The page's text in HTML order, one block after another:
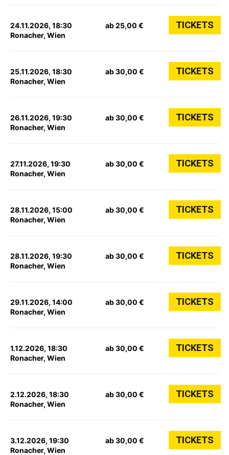
24.11.2026, 18:30
Ronacher, Wien
ab 25,00 € TICKETS
25.11.2026, 18:30
Ronacher, Wien
ab 30,00 € TICKETS
26.11.2026, 19:30
Ronacher, Wien
ab 30,00 € TICKETS
27.11.2026, 19:30
Ronacher, Wien
ab 30,00 € TICKETS
28.11.2026, 15:00
Ronacher, Wien
ab 30,00 € TICKETS
28.11.2026, 19:30
Ronacher, Wien
ab 30,00 € TICKETS
29.11.2026, 14:00
Ronacher, Wien
ab 30,00 € TICKETS
1.12.2026, 18:30
Ronacher, Wien
ab 30,00 € TICKETS
2.12.2026, 18:30
Ronacher, Wien
ab 30,00 € TICKETS
3.12.2026, 19:30
Ronacher, Wien
ab 30,00 € TICKETS